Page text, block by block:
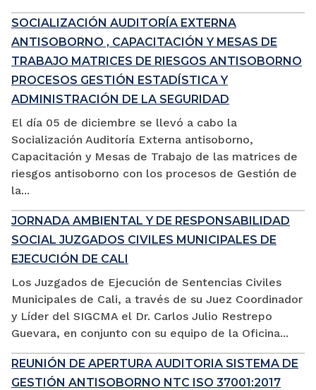
SOCIALIZACIÓN AUDITORÍA EXTERNA
ANTISOBORNO , CAPACITACIÓN Y MESAS DE
TRABAJO MATRICES DE RIESGOS ANTISOBORNO
PROCESOS GESTIÓN ESTADÍSTICA Y
ADMINISTRACIÓN DE LA SEGURIDAD
El día 05 de diciembre se llevó a cabo la
Socialización Auditoría Externa antisoborno,
Capacitación y Mesas de Trabajo de las matrices de
riesgos antisoborno con los procesos de Gestión de
la...
JORNADA AMBIENTAL Y DE RESPONSABILIDAD
SOCIAL JUZGADOS CIVILES MUNICIPALES DE
EJECUCIÓN DE CALI
Los Juzgados de Ejecución de Sentencias Civiles
Municipales de Cali, a través de su Juez Coordinador
y Líder del SIGCMA el Dr. Carlos Julio Restrepo
Guevara, en conjunto con su equipo de la Oficina...
REUNIÓN DE APERTURA AUDITORIA SISTEMA DE
GESTIÓN ANTISOBORNO NTC ISO 37001:2017